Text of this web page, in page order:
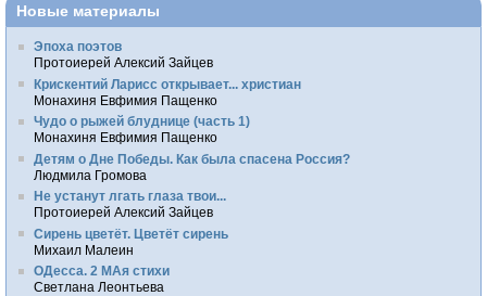
Новые материалы
Эпоха поэтов
Протоиерей Алексий Зайцев
Крискентий Ларисс открывает... христиан
Монахиня Евфимия Пащенко
Чудо о рыжей блуднице (часть 1)
Монахиня Евфимия Пащенко
Детям о Дне Победы. Как была спасена Россия?
Людмила Громова
Не устанут лгать глаза твои...
Протоиерей Алексий Зайцев
Сирень цветёт. Цветёт сирень
Михаил Малеин
ОДесса. 2 МАя стихи
Светлана Леонтьева